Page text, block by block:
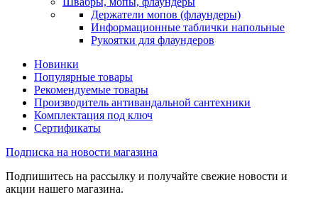
Держатели мопов (флаундеры)
Информационные таблички напольные
Рукоятки для флаундеров
Новинки
Популярные товары
Рекомендуемые товары
Производитель антивандальной сантехники
Комплектация под ключ
Сертификаты
Подписка на новости магазина
Подпишитесь на рассылку и получайте свежие новости и
акции нашего магазина.